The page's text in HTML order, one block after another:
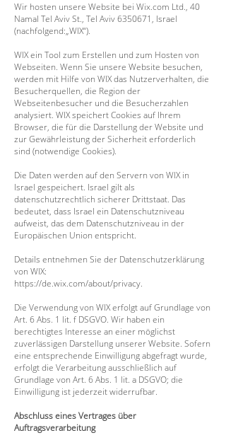
Wir hosten unsere Website bei Wix.com Ltd., 40
Namal Tel Aviv St., Tel Aviv6350671 , Israel
(nachfolgend:„WIX“).
WIX ein Tool zum Erstellen und zum Hosten von
Webseiten. Wenn Sie unsere Website besuchen,
werden mit Hilfe von WIX das Nutzerverhalten, die
Besucherquellen, die Region der
Webseitenbesucher und die Besucherzahlen
analysiert. WIX speichert Cookies auf Ihrem
Browser, die für die Darstellung der Website und
zur Gewährleistung der Sicherheit erforderlich
sind (notwendige Cookies).
Die Daten werden auf den Servern von WIX in
Israel gespeichert. Israel gilt als
datenschutzrechtlich sicherer Drittstaat. Das
bedeutet, dass Israel ein Datenschutzniveau
aufweist, das dem Datenschutzniveau in der
Europäischen Union entspricht.
Details entnehmen Sie der Datenschutzerklärung
von WIX:
https://de.wix.com/about/privacy.
Die Verwendung von WIX erfolgt auf Grundlage von
Art. 6 Abs. 1 lit. f DSGVO. Wir haben ein
berechtigtes Interesse an einer möglichst
zuverlässigen Darstellung unserer Website. Sofern
eine entsprechende Einwilligung abgefragt wurde,
erfolgt die Verarbeitung ausschließlich auf
Grundlage von Art. 6 Abs. 1 lit. a DSGVO; die
Einwilligung ist jederzeit widerrufbar.
Abschluss eines Vertrages über
Auftragsverarbeitung